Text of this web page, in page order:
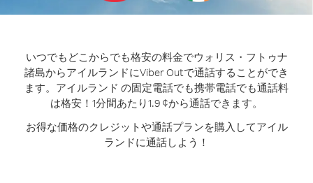
いつでもどこからでも格安の料金でウォリス・フトゥナ
諸島からアイルランドにViber Outで通話することができ
ます。 アイルランド の固定電話でも携帯電話でも通話料
は格安！1分間あたり1.9 ¢から通話できます。
お得な価格のクレジットや通話プランを購入してアイル
ランドに通話しよう！